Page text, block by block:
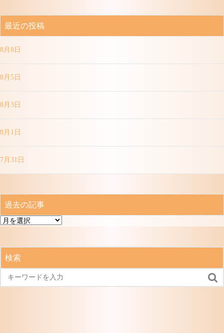
最近の投稿
8月8日
8月5日
8月3日
8月1日
7月31日
過去の記事
過
記
検索
